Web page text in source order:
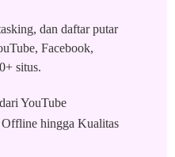
dan daftar putar
Facebook,
situs.
YouTube
hingga Kualitas